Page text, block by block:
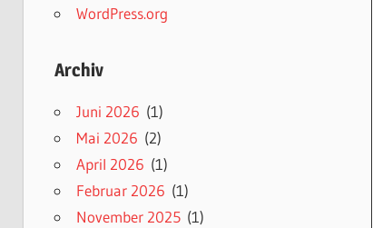
WordPress.org
Archiv
Juni 2026 (1)
Mai 2026 (2)
April 2026 (1)
Februar 2026 (1)
November 2025(1)